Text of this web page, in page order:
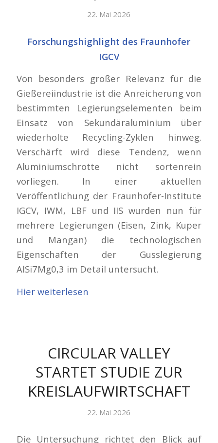
22. Mai 2026
Forschungshighlight des Fraunhofer
IGCV
Von besonders großer Relevanz für die
Gießereiindustrie ist die Anreicherung von
bestimmten Legierungselementen beim
Einsatz von Sekundäraluminium über
wiederholte Recycling-Zyklen hinweg.
Verschärft wird diese Tendenz, wenn
Aluminiumschrotte nicht sortenrein
vorliegen. In einer aktuellen
Veröffentlichung der Fraunhofer-Institute
IGCV, IWM, LBF und IIS wurden nun für
mehrere Legierungen (Eisen, Zink, Kuper
und Mangan) die technologischen
Eigenschaften der Gusslegierung
AlSi7Mg0,3 im Detail untersucht.
Hier weiterlesen
CIRCULAR VALLEY
STARTET STUDIE ZUR
KREISLAUFWIRTSCHAFT
22. Mai 2026
Die Untersuchung richtet den Blick auf